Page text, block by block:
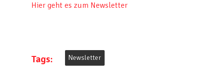
Hier geht es zum Newsletter
Tags: Newsletter